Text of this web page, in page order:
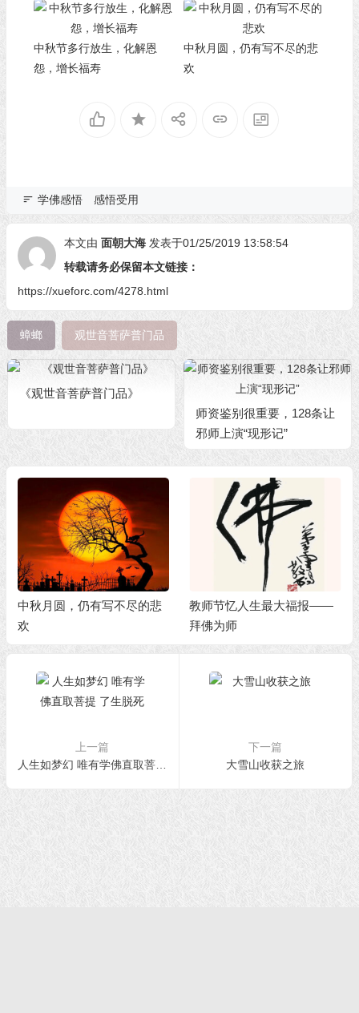
中秋节多行放生，化解恩
怨，增长福寿
中秋月圆，仍有写不尽的悲
欢
学佛感悟 感悟受用
本文由 面朝大海 发表于01/25/2019 13:58:54
转载请务必保留本文链接：
https://xueforc.com/4278.html
蟑螂 观世音菩萨普门品
《观世音菩萨普门品》
师资鉴别很重要，128条让
邪师上演“现形记”
中秋月圆，仍有写不尽的悲
欢
教师节忆人生最大福报——
拜佛为师
上一篇
人生如梦幻 唯有学佛直取菩提 了生脱死
下一篇
大雪山收获之旅